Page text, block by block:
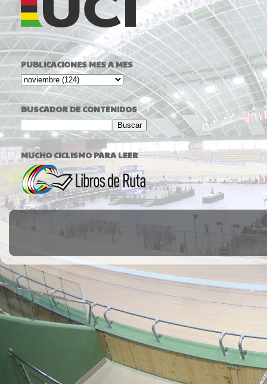
PUBLICACIONES MES A MES
BUSCADOR DE CONTENIDOS
MUCHO CICLISMO PARA LEER